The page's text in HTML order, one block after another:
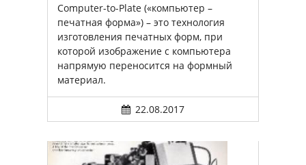
Computer-to-Plate («компьютер –
печатная форма») – это технология
изготовления печатных форм, при
которой изображение с компьютера
напрямую переносится на формный
материал.
22.08.2017